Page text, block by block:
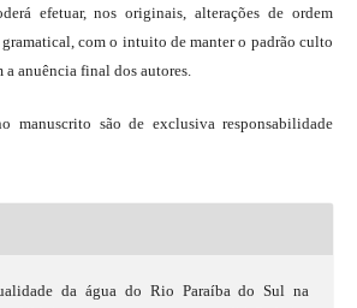
efetuar, nos originais, alterações de ordem
com o intuito de manter o padrão culto
anuência final dos autores.
manuscrito são de exclusiva responsabilidade
da água do Rio Paraíba do Sul na